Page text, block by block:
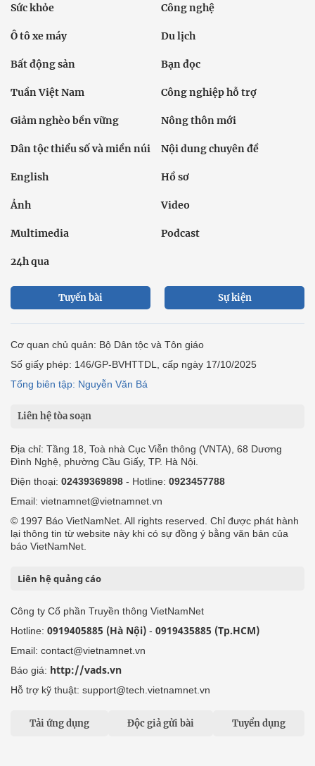
Sức khỏe Công nghệ
Ô tô xe máy Du lịch
Bất động sản Bạn đọc
Tuần Việt Nam Công nghiệp hỗ trợ
Giảm nghèo bền vững Nông thôn mới
Dân tộc thiểu số và miền núi Nội dung chuyên đề
English Hồ sơ
Ảnh Video
Multimedia Podcast
24h qua
Tuyến bài Sự kiện
Cơ quan chủ quản: Bộ Dân tộc và Tôn giáo
Số giấy phép: 146/GP-BVHTTDL, cấp ngày 17/10/2025
Tổng biên tập: Nguyễn Văn Bá
Liên hệ tòa soạn
Địa chỉ: Tầng 18, Toà nhà Cục Viễn thông (VNTA), 68 Dương
Đình Nghệ, phường Cầu Giấy, TP. Hà Nội.
Điện thoại: 02439369898 - Hotline: 0923457788
Email: vietnamnet@vietnamnet.vn
© 1997 Báo VietNamNet. All rights reserved. Chỉ được phát hành
lại thông tin từ website này khi có sự đồng ý bằng văn bản của
báo VietNamNet.
Liên hệ quảng cáo
Công ty Cổ phần Truyền thông VietNamNet
Hotline: 0919405885 (Hà Nội) - 0919435885 (Tp.HCM)
Email: contact@vietnamnet.vn
Báo giá: http://vads.vn
Hỗ trợ kỹ thuật: support@tech.vietnamnet.vn
Tải ứng dụng Độc giả gửi bài Tuyển dụng